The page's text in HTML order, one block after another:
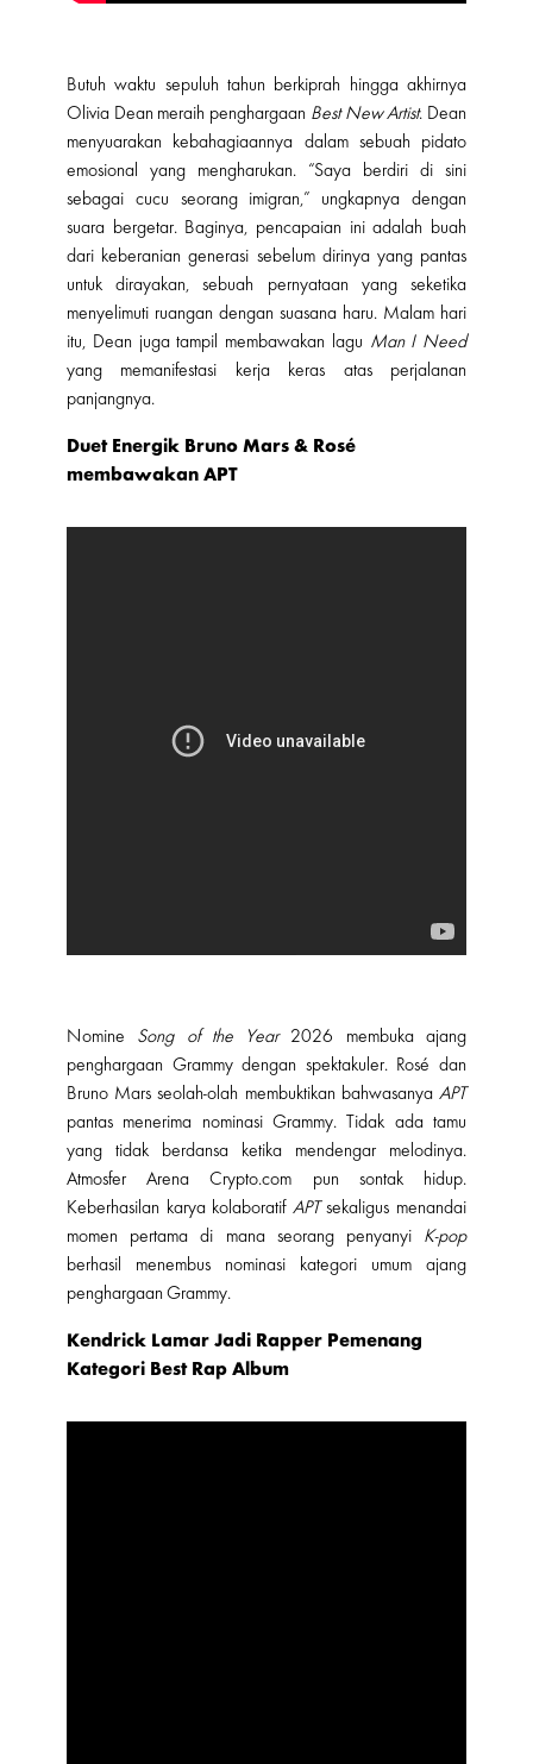
Butuh waktu sepuluh tahun berkiprah hingga akhirnya
Olivia Dean meraih penghargaan Best New Artist. Dean
menyuarakan kebahagiaannya dalam sebuah pidato
emosional yang mengharukan. “Saya berdiri di sini
sebagai cucu seorang imigran,” ungkapnya dengan
suara bergetar. Baginya, pencapaian ini adalah buah
dari keberanian generasi sebelum dirinya yang pantas
untuk dirayakan, sebuah pernyataan yang seketika
menyelimuti ruangan dengan suasana haru. Malam hari
itu, Dean juga tampil membawakan lagu Man I Need
yang memanifestasi kerja keras atas perjalanan
panjangnya.
Duet Energik Bruno Mars & Rosé
membawakan APT
Nomine Song of the Year 2026 membuka ajang
penghargaan Grammy dengan spektakuler. Rosé dan
Bruno Mars seolah-olah membuktikan bahwasanya APT
pantas menerima nominasi Grammy. Tidak ada tamu
yang tidak berdansa ketika mendengar melodinya.
Atmosfer ArenaCrypto.com pun sontak hidup.
Keberhasilan karya kolaboratif APTsekaligus menandai
momen pertama di mana seorang penyanyi K-pop
berhasil menembus nominasi kategori umum ajang
penghargaan Grammy.
Kendrick Lamar Jadi Rapper Pemenang
Kategori Best Rap Album